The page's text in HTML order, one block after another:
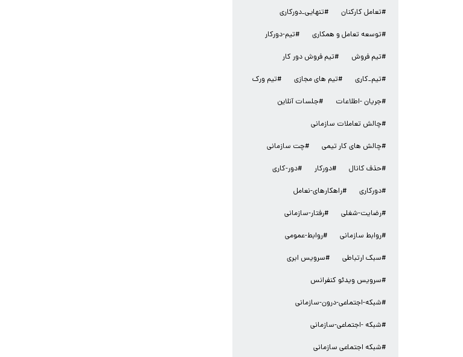
#تعامل کارکنان #تنهایی_دورکاری
#توسعه تعامل و همکاری #تیم-دورکار
#تیم فروش #تیم فروش دور کار
#تیم_کاری #تیم های مجازی #تیم ورک
#جریان -اطلاعات #جلسات آنلاین
#چالش تعاملات سازمانی
#چالش های کار تیمی #چت سازمانی
#حذف کانال #دورکار #دور-کاری
#دورکاری #راهکارهای-نعامل
#رضایت-شغلی #رفتار-سازمانی
#روابط سازمانی #روابط-عمومی
#سبک ارتباطی #سرویس ابری
#سرویس ویدئو کنفرانس
#شبکه-اجتماعی-درون-سازمانی
#شبکه -اجتماعی-سازمانی
#شبکه اجتماعی سازمانی